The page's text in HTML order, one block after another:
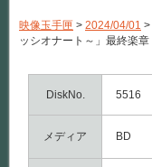
場
「さ
よ
ら
マ
ト
映像玉手匣 > 2024/04/01 >
ッシオナート～」最終楽章
DiskNo. 5516
メディア BD